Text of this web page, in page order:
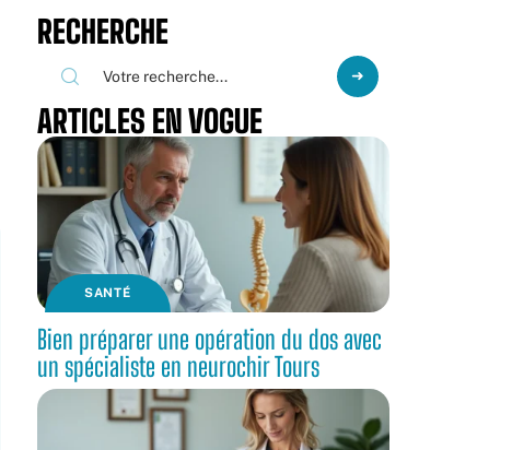
RECHERCHE
ARTICLES EN VOGUE
SANTÉ
Bien préparer une opération du dos avec
un spécialiste en neurochir Tours